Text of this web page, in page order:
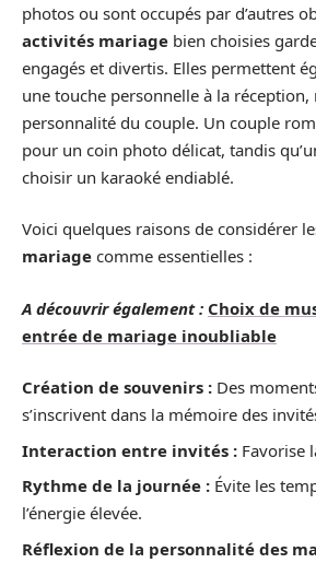
photos ou sont occupés par d’autres
activités mariage bien choisies
engagés et divertis. Elles permettent
une touche personnelle à la
personnalité du couple. Un couple
pour un coin photo délicat, tandis
choisir un karaoké endiablé.
Voici quelques raisons de considérer
mariage comme essentielles :
A découvrir également : Choix de
entrée de mariage inoubliable
Création de souvenirs : Des
s’inscrivent dans la mémoire des
Interaction entre invités : Favorise
Rythme de la journée : Évite les
l’énergie élevée.
Réflexion de la personnalité des